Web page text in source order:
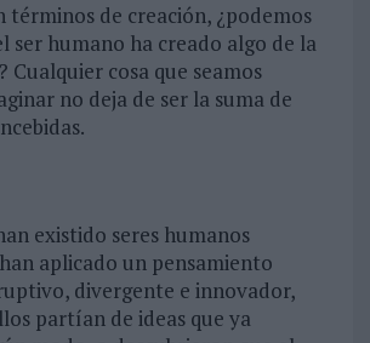
términos de creación, ¿podemos
ser humano ha creado algo de la
Cualquier cosa que seamos
no deja de ser la suma de
existido seres humanos
aplicado un pensamiento
divergente e innovador,
partían de ideas que ya